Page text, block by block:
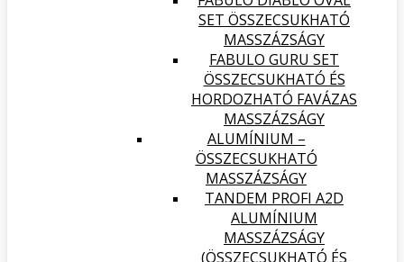
SET ÖSSZECSUKHATÓ
MASSZÁZSÁGY
FABULO GURU SET
ÖSSZECSUKHATÓ ÉS
HORDOZHATÓ FAVÁZAS
MASSZÁZSÁGY
ALUMÍNIUM –
ÖSSZECSUKHATÓ
MASSZÁZSÁGY
TANDEM PROFI A2D
ALUMÍNIUM
MASSZÁZSÁGY
(ÖSSZECSUKHATÓ ÉS